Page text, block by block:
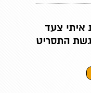
איתי צעד
התסריט